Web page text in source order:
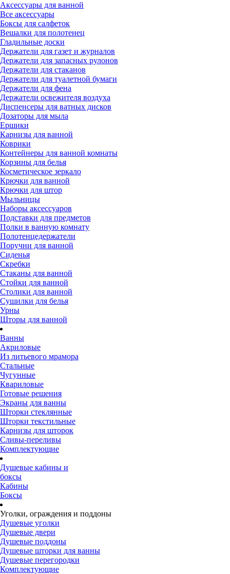
Аксессуары для ванной
Все аксессуары
Боксы для салфеток
Вешалки для полотенец
Гладильные доски
Держатели для газет и журналов
Держатели для запасных рулонов
Держатели для стаканов
Держатели для туалетной бумаги
Держатели для фена
Держатели освежителя воздуха
Диспенсеры для ватных дисков
Дозаторы для мыла
Ершики
Карнизы для ванной
Коврики
Контейнеры для ванной комнаты
Корзины для белья
Косметическое зеркало
Крючки для ванной
Крючки для штор
Мыльницы
Наборы аксессуаров
Подставки для предметов
Полки в ванную комнату
Полотенцедержатели
Поручни для ванной
Сиденья
Скребки
Стаканы для ванной
Стойки для ванной
Столики для ванной
Сушилки для белья
Урны
Шторы для ванной
Ванны
Акриловые
Из литьевого мрамора
Стальные
Чугунные
Квариловые
Готовые решения
Экраны для ванны
Шторки стеклянные
Шторки текстильные
Карнизы для шторок
Сливы-переливы
Комплектующие
Душевые кабины и
боксы
Кабины
Боксы
Уголки, ограждения и поддоны
Душевые уголки
Душевые двери
Душевые поддоны
Душевые шторки для ванны
Душевые перегородки
Комплектующие